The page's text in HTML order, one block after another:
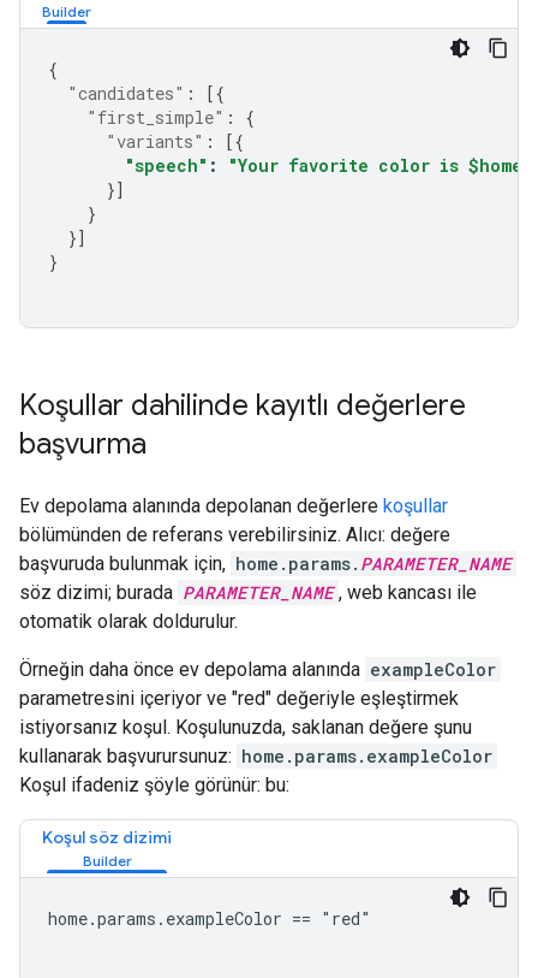
{
"candidates" :
[{
"first_simple" :
{
"variants" :
[{
"speech" :
"Your favorite color is
}]
}
}]
}
Koşullar dahilinde kayıtlı değerlere
başvurma
Ev depolama alanında depolanan değerlere koşullar
bölümünden de referans verebilirsiniz. Alıcı: değere
başvuruda bulunmak için, home.params. PARAMETER_NAME
söz dizimi; burada PARAMETER_NAME , web kancası ile
otomatik olarak doldurulur.
Örneğin daha önce ev depolama alanında exampleColor
parametresini içeriyor ve "red" değeriyle eşleştirmek
istiyorsanız koşul. Koşulunuzda, saklanan değere şunu
kullanarak başvurursunuz: home.params.exampleColor
Koşul ifadeniz şöyle görünür: bu:
Koşul söz dizimi
home.params.exampleColor == "red"